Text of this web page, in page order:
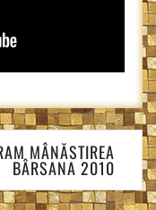
MÂNĂSTIREA
BÂRSANA 2010